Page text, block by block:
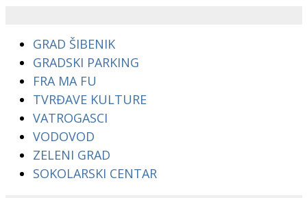
GRAD ŠIBENIK
GRADSKI PARKING
FRA MA FU
TVRĐAVE KULTURE
VATROGASCI
VODOVOD
ZELENI GRAD
SOKOLARSKI CENTAR